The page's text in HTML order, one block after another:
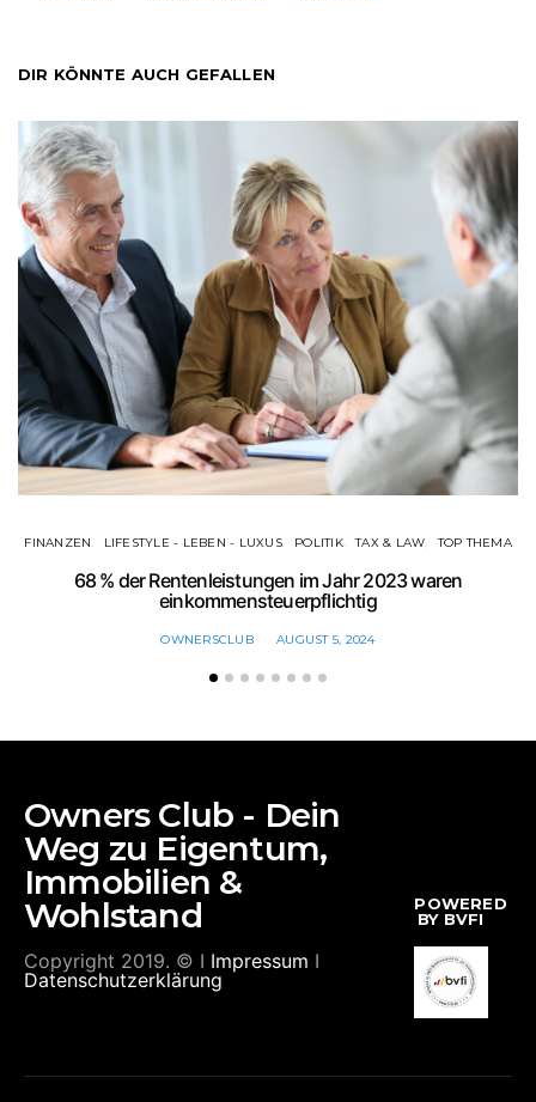
DIR KÖNNTE AUCH GEFALLEN
FINANZEN LIFESTYLE - LEBEN - LUXUS POLITIK TAX & LAW TOP THEMA
68 % der Rentenleistungen im Jahr 2023 waren
einkommensteuerpflichtig
OWNERSCLUB AUGUST 5, 2024
Owners Club - Dein
Weg zu Eigentum,
Immobilien &
Wohlstand
Copyright 2019. © I Impressum I
Datenschutzerklärung
POWERED
BY BVFI